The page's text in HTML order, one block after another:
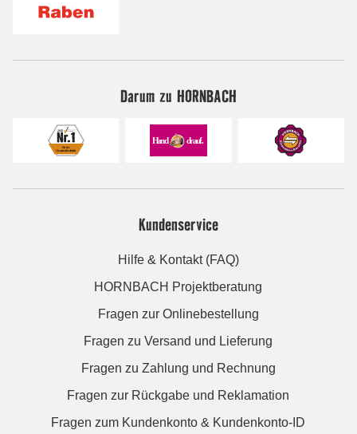
Darum zu HORNBACH
Kundenservice
Hilfe & Kontakt (FAQ)
HORNBACH Projektberatung
Fragen zur Onlinebestellung
Fragen zu Versand und Lieferung
Fragen zu Zahlung und Rechnung
Fragen zur Rückgabe und Reklamation
Fragen zum Kundenkonto & Kundenkonto-ID